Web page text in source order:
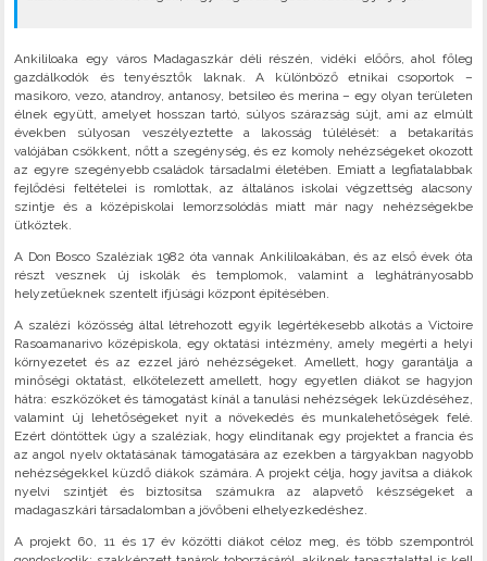
Ankililoaka egy város Madagaszkár déli részén, vidéki előőrs, ahol főleg
gazdálkodók és tenyésztők laknak. A különböző etnikai csoportok –
masikoro, vezo, atandroy, antanosy, betsileo és merina – egy olyan területen
élnek együtt, amelyet hosszan tartó, súlyos szárazság sújt, ami az elmúlt
években súlyosan veszélyeztette a lakosság túlélését: a betakarítás
valójában csökkent, nőtt a szegénység, és ez komoly nehézségeket okozott
az egyre szegényebb családok társadalmi életében. Emiatt a legfiatalabbak
fejlődési feltételei is romlottak, az általános iskolai végzettség alacsony
szintje és a középiskolai lemorzsolódás miatt már nagy nehézségekbe
ütköztek.
A Don Bosco Szaléziak 1982 óta vannak Ankililoakában, és az első évek óta
részt vesznek új iskolák és templomok, valamint a leghátrányosabb
helyzetűeknek szentelt ifjúsági központ építésében.
A szalézi közösség által létrehozott egyik legértékesebb alkotás a Victoire
Rasoamanarivo középiskola, egy oktatási intézmény, amely megérti a helyi
környezetet és az ezzel járó nehézségeket. Amellett, hogy garantálja a
minőségi oktatást, elkötelezett amellett, hogy egyetlen diákot se hagyjon
hátra: eszközöket és támogatást kínál a tanulási nehézségek leküzdéséhez,
valamint új lehetőségeket nyit a növekedés és munkalehetőségek felé.
Ezért döntöttek úgy a szaléziak, hogy elindítanak egy projektet a francia és
az angol nyelv oktatásának támogatására az ezekben a tárgyakban nagyobb
nehézségekkel küzdő diákok számára. A projekt célja, hogy javítsa a diákok
nyelvi szintjét és biztosítsa számukra az alapvető készségeket a
madagaszkári társadalomban a jövőbeni elhelyezkedéshez.
A projekt 60, 11 és 17 év közötti diákot céloz meg, és több szempontról